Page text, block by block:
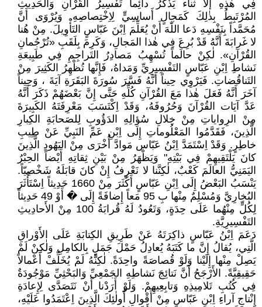
فِي هٰذِهِ إلا ثناء يَذْكُرُ دائِماً تَفْسِيرُ القُرْآنِ وَالحَدِيثِ
المُرْتَبِطُ بِذٰلِكَ كَمَجالٍ أَساسِيٍّ لِاِخْتِصاصِهِ. وَيُرْوَى أَنَّ
مُحَمَّداً بِنَفْسِهِ دَعا اللّٰهَ أَنْ يُعَلِّمَ اِبْنَ عَبّاسٍ التَأْوِيلَ. مِنْ هُنا
لا غَرابَةَ أَنَّهُ قَدْ بُرِعَ فِي هٰذا المَجالِ، وَكَرِمَ بِلَقَبِ «تُرْجُمانِ
القُرْآنِ». لٰكِنْ حالَماً تُسْهِبُ مَصادِرُ التَراجِمِ فِي طَبِيعَةِ
نَشاطِ اِبْنِ عَبّاسٍ التَفْسِيرِيِّ وَمَداهُ، فَإِنَّها تُظْهِرُ الكَثِيرَ مِنْ
التَناقُضاتِ. فَيَرْوِي حِيناً أَنَّهُ فَسَّرَ سُورَةَ البَقَرَةِ آيَةَ ، وَحِيناً
آخَرَ أَنَّهُ فَعَلَ هٰذا مَعَ القُرْآنِ كُلِّهِ حَتَّى إِنَّ بَعْضَهُمْ ذَكَرَ أَنَّهُ
عَدَّ آيَات القُرْآنَ وَحُرُوفَهُ، وَقَدْ اِكْتَسَبَ مَعْرِفَتَهُ الكَبِيرَةَ
مِنْ الرِواياتِ مِنْ خِلالِ سُؤالِهِ الدَؤُوبِ لِلصَحابَةِ الكِبارِ
الَّذِينَ، فَقَدَّمُوا المَعْلُوماتِ إِلَى اِبْنِ عَمِّ النَبِيِّ عَنْ طِيبِ
خاطِرٍ. وَقَدْ اِسْتَمَدَّ اِبْنُ عَبّاس مَوادَّ أُخْرَى مِنْ اليَهُودِ الَّذِينَ
كانَ يَلْتَقِيهِمْ فِي بَيْتِهِ" وَيَظْهَرُ مِنْ بَيْنِ ثِقاتِهِ أَيْضاً الحِبْرُ
اليَمَنِيُّ العالَمَ كَعْبٌ، لٰكِنَّنا لا نَعْرِفُ إِنْ كانَ قابَلَهُ شَخْصِيّاً.
يَنْسَبُ البَعْضُ إِلَى اِبْنِ عَبّاسٍ أَكْثَرَ مِنْ 1660 حَدِيثاً اِسْتَأْثَرَ
البُخارِيَّ وَمُسْلِمٌ مِنْها بِ 95 مَعاً إِضافَةً إِلَى � أَوْ 49 حَدِيثاً
لِكُلٍّ مِنْهُما عَلَى حِدَةٍ، وَتَعُودُ لَهُ قُرابَةُ 100 مِنْ الأَحادِيثِ
التَفْسِيرِيَّةِ.
دَعَمَ اِبْنُ عَبّاسٍ ذاكِرَتَهُ عَنْ طَرِيقِ الكِتابَةِ عَلَى الأَوْراقِ
الَّتِي، يُقالُ إِنَّ ما كَتَبَهُ يُعادِلُ حَمْلَ جَمَلٍ بِالكامِلِ وَلٰكِنْ لَمْ
يَصِلْ مِنْها إِلَيْنا وَلَوْ قُصاصَةً واحِدَةً. لٰكِنَّهُ لَمْ يُخَلِّفْ أَعْمالاً
حَقِيقِيَّةً. الأَرْجَحُ أَنَّ نَتائِجَ نَشاطِهِ الجَمْعِيِّ وَالبَحْثِيِّ مَوْجُودَةٌ
فِي كُتُبِ تَلامِيذِهِ وَتابِعِيهِمْ. وَلَوْ أَرَدْنا أَنْ نَتَصَدَّى لِإِعادَةِ
إِنْتاجِ آراءِ اِبْنِ عَبّاسٍ مِنْ أَقْوالِ أُولٰئِكَ الَّذِينَ اِعْتَمَدُوا عَلَيْهِ،